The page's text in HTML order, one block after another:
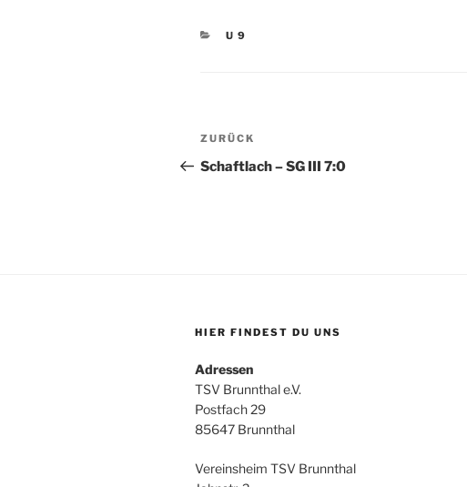
KATEGORIEN
U 9
Beitragsnavigation
Vorheriger
Beitrag
ZURÜCK
Schaftlach – SG III 7:0
HIER FINDEST DU UNS
Adressen
TSV Brunnthal e.V.
Postfach 29
85647 Brunnthal
Vereinsheim TSV Brunnthal